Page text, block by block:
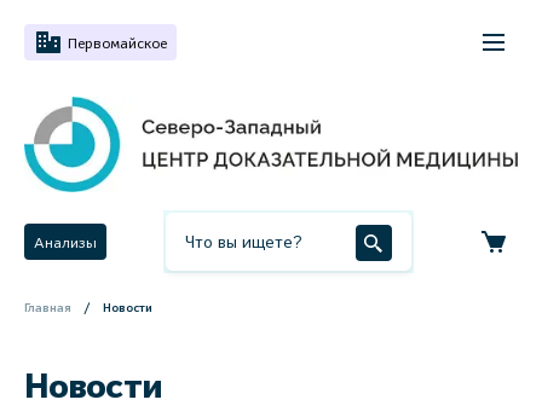
Первомайское
Анализы
Главная Новости
Новости